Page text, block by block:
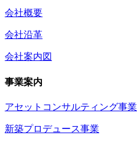
会社概要
会社沿革
会社案内図
事業案内
アセットコンサルティング事業
新築プロデュース事業